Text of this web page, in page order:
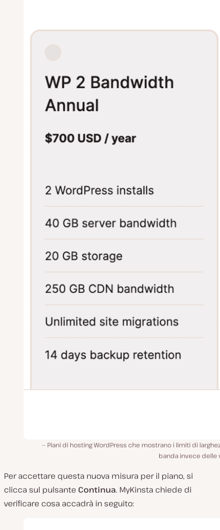
Piani di hosting WordPress che mostrano i limiti di
banda invece delle
Per accettare questa nuova misura per il piano, si
clicca sul pulsante Continua. MyKinsta chiede di
verificare cosa accadrà in seguito: